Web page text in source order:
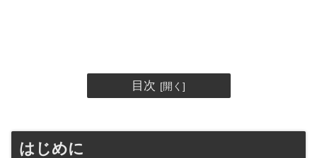
目次
はじめに